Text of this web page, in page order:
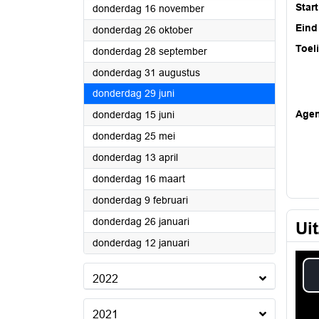
donderdag 16 november2023
donderdag 26 oktober2023
donderdag 28 september2023
donderdag 31 augustus2023
donderdag 29 juni2023
donderdag 15 juni2023
donderdag 25 mei2023
donderdag 13 april2023
donderdag 16 maart2023
donderdag 9 februari2023
donderdag 26 januari2023
donderdag 12 januari2023
2022
2021
Start
Eind